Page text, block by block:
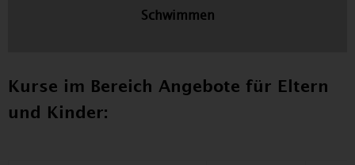
Schwimmen
Kurse im Bereich Angebote für Eltern
und Kinder: